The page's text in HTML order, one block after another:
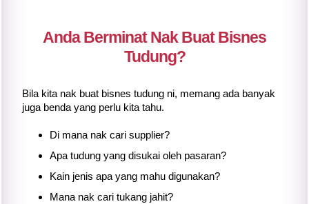
Anda Berminat Nak Buat Bisnes
Tudung?
Bila kita nak buat bisnes tudung ni, memang ada banyak
juga benda yang perlu kita tahu.
Di mana nak cari supplier?
Apa tudung yang disukai oleh pasaran?
Kain jenis apa yang mahu digunakan?
Mana nak cari tukang jahit?